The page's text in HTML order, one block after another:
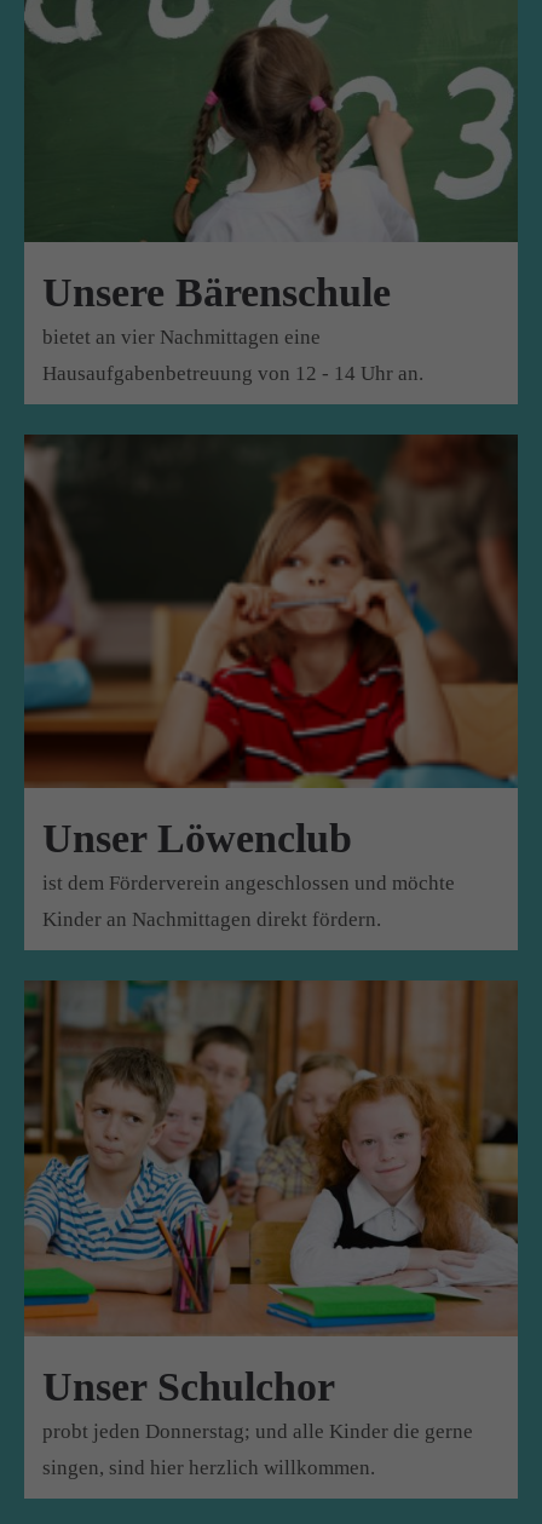
Unsere Bärenschule
bietet an vier Nachmittagen eine
Hausaufgabenbetreuung von 12 - 14 Uhr an.
Unser Löwenclub
ist dem Förderverein angeschlossen und möchte
Kinderan Nachmittagen direkt fördern.
Unser Schulchor
probt jeden Donnerstag; und alle Kinder die gerne
singen, sind hier herzlich willkommen.